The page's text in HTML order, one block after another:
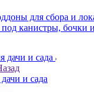
для сбора и
канистры, бочки
дачи и сада
и сада